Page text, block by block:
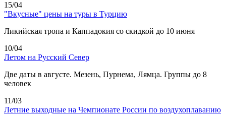
15/04
"Вкусные" цены на туры в Турцию
Ликийская тропа и Каппадокия со скидкой до 10 июня
10/04
Летом на Русский Север
Две даты в августе. Мезень, Пурнема, Лямца. Группы до 8
человек
11/03
Летние выходные на Чемпионате России по воздухоплаванию